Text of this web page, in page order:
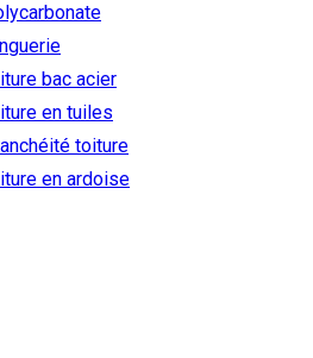
bac acier
en tuiles
toiture
en ardoise